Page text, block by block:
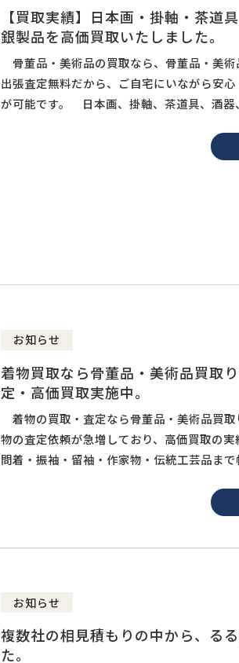
【買取実績】日本画・掛軸・茶道
銀製品を高価買取いたしました。
骨董品・美術品の買取なら、骨董品・美
出張査定無料だから、ご自宅にいながら安
が可能です。 日本画、掛軸、茶道具、酒
お知らせ
着物買取なら骨董品・美術品買取
定・高価買取実施中。
着物の買取・査定なら骨董品・美術品買
物の査定依頼が急増しており、高価買取の
問着・振袖・留袖・作家物・伝統工芸品ま
お知らせ
複数社の相見積もりの中から、る
た。